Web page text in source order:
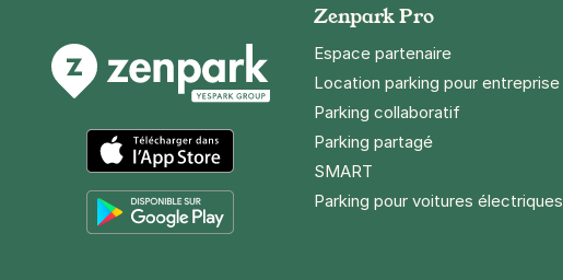
App Store
Zenpark Pro
Espace partenaire
Location parking pour entreprise
Parking collaboratif
Parking partagé
SMART
Parking pour voitures électriques